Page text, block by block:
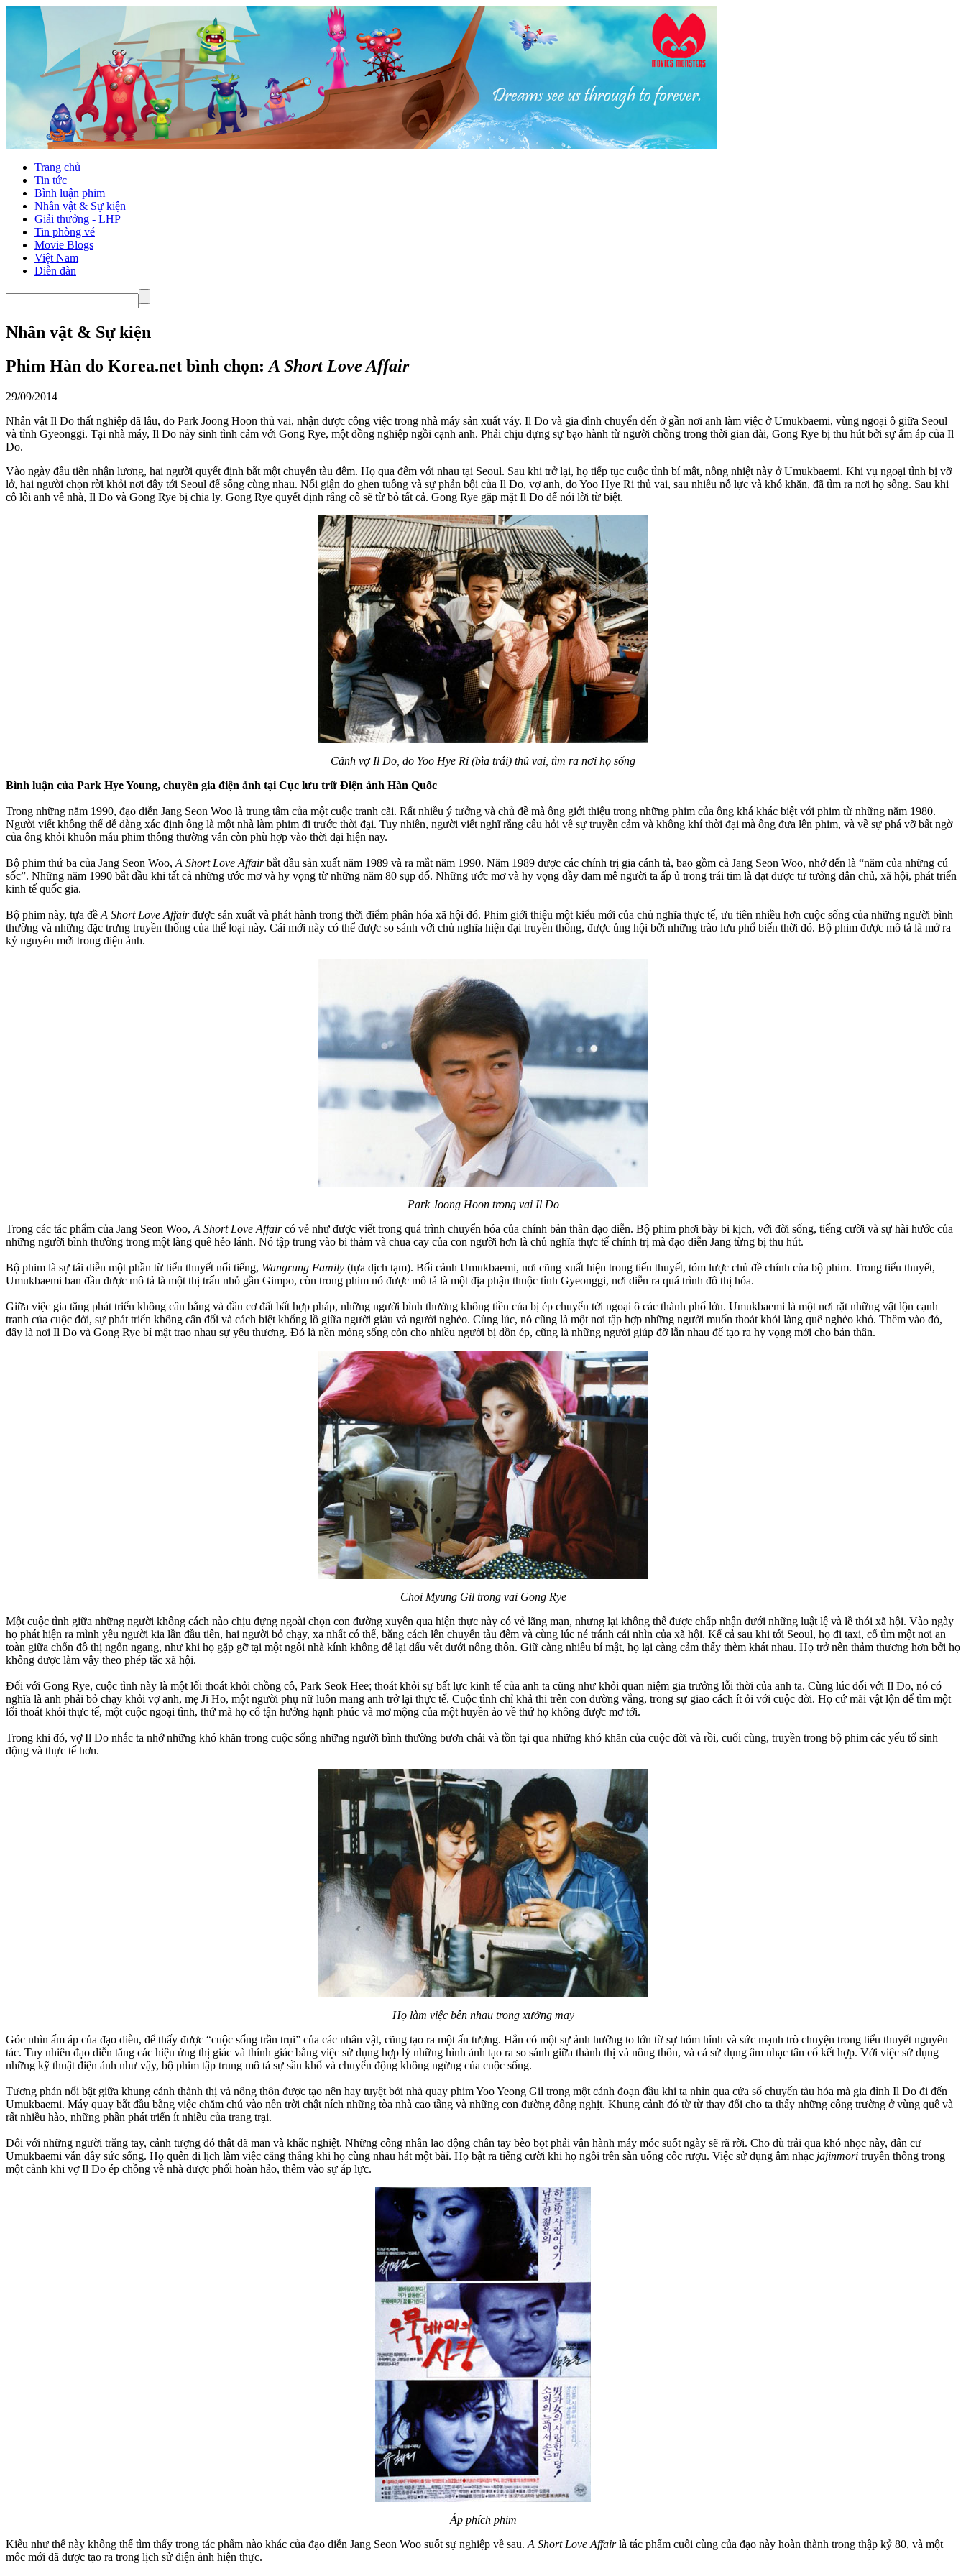
Trang chủ
Tin tức
Bình luận phim
Nhân vật & Sự kiện
Giải thưởng - LHP
Tin phòng vé
Movie Blogs
Việt Nam
Diễn đàn
Nhân vật & Sự kiện
Phim Hàn do Korea.net bình chọn: A Short Love Affair
29/09/2014
Nhân vật Il Do thất nghiệp đã lâu, do Park Joong Hoon thủ vai, nhận được công việc trong nhà máy sản xuất váy. Il Do và gia đình chuyển đến ở gần nơi anh làm việc ở Umukbaemi, vùng ngoại ô giữa Seoul
và tỉnh Gyeonggi. Tại nhà máy, Il Do nảy sinh tình cảm với Gong Rye, một đồng nghiệp ngồi cạnh anh. Phải chịu đựng sự bạo hành từ người chồng trong thời gian dài, Gong Rye bị thu hút bởi sự ấm áp của Il
Do.
Vào ngày đầu tiên nhận lương, hai người quyết định bắt một chuyến tàu đêm. Họ qua đêm với nhau tại Seoul. Sau khi trở lại, họ tiếp tục cuộc tình bí mật, nồng nhiệt này ở Umukbaemi. Khi vụ ngoại tình bị vỡ
lở, hai người chọn rời khỏi nơi đây tới Seoul để sống cùng nhau. Nổi giận do ghen tuông và sự phản bội của Il Do, vợ anh, do Yoo Hye Ri thủ vai, sau nhiều nỗ lực và khó khăn, đã tìm ra nơi họ sống. Sau khi
cô lôi anh về nhà, Il Do và Gong Rye bị chia ly. Gong Rye quyết định rằng cô sẽ từ bỏ tất cả. Gong Rye gặp mặt Il Do để nói lời từ biệt.
Cảnh vợ Il Do, do Yoo Hye Ri (bìa trái) thủ vai, tìm ra nơi họ sống
Bình luận của Park Hye Young, chuyên gia điện ảnh tại Cục lưu trữ Điện ảnh Hàn Quốc
Trong những năm 1990, đạo diễn Jang Seon Woo là trung tâm của một cuộc tranh cãi. Rất nhiều ý tưởng và chủ đề mà ông giới thiệu trong những phim của ông khá khác biệt với phim từ những năm 1980.
Người viết không thể dễ dàng xác định ông là một nhà làm phim đi trước thời đại. Tuy nhiên, người viết nghĩ rằng câu hỏi về sự truyền cảm và không khí thời đại mà ông đưa lên phim, và về sự phá vỡ bất ngờ
của ông khỏi khuôn mẫu phim thông thường vẫn còn phù hợp vào thời đại hiện nay.
Bộ phim thứ ba của Jang Seon Woo, A Short Love Affairbắt đầu sản xuất năm 1989 và ra mắt năm 1990. Năm 1989 được các chính trị gia cánh tả, bao gồm cả Jang Seon Woo, nhớ đến là “năm của những cú
sốc”. Những năm 1990 bắt đầu khi tất cả những ước mơ và hy vọng từ những năm 80 sụp đổ. Những ước mơ và hy vọng đầy đam mê người ta ấp ủ trong trái tim là đạt được tư tưởng dân chủ, xã hội, phát triển
kinh tế quốc gia.
Bộ phim này, tựa đề A Short Love Affairđược sản xuất và phát hành trong thời điểm phân hóa xã hội đó. Phim giới thiệu một kiểu mới của chủ nghĩa thực tế, ưu tiên nhiều hơn cuộc sống của những người bình
thường và những đặc trưng truyền thống của thể loại này. Cái mới này có thể được so sánh với chủ nghĩa hiện đại truyền thống, được ủng hội bởi những trào lưu phổ biến thời đó. Bộ phim được mô tả là mở ra
kỷ nguyên mới trong điện ảnh.
Park Joong Hoon trong vai Il Do
Trong các tác phẩm của Jang Seon Woo, A Short Love Affaircó vẻ như được viết trong quá trình chuyển hóa của chính bản thân đạo diễn. Bộ phim phơi bày bi kịch, với đời sống, tiếng cười và sự hài hước của
những người bình thường trong một làng quê hẻo lánh. Nó tập trung vào bi thảm và chua cay của con người hơn là chủ nghĩa thực tế chính trị mà đạo diễn Jang từng bị thu hút.
Bộ phim là sự tái diễn một phần từ tiểu thuyết nổi tiếng, Wangrung Family (tựa dịch tạm). Bối cảnh Umukbaemi, nơi cũng xuất hiện trong tiếu thuyết, tóm lược chủ đề chính của bộ phim. Trong tiểu thuyết,
Umukbaemi ban đầu được mô tả là một thị trấn nhỏ gần Gimpo, còn trong phim nó được mô tả là một địa phận thuộc tỉnh Gyeonggi, nơi diễn ra quá trình đô thị hóa.
Giữa việc gia tăng phát triển không cân bằng và đầu cơ đất bất hợp pháp, những người bình thường không tiền của bị ép chuyển tới ngoại ô các thành phố lớn. Umukbaemi là một nơi rặt những vật lộn cạnh
tranh của cuộc đời, sự phát triển không cân đối và cách biệt khổng lồ giữa người giàu và người nghèo. Cùng lúc, nó cũng là một nơi tập hợp những người muốn thoát khỏi làng quê nghèo khó. Thêm vào đó,
đây là nơi Il Do và Gong Rye bí mật trao nhau sự yêu thương. Đó là nền móng sống còn cho nhiều người bị dồn ép, cũng là những người giúp đỡ lẫn nhau để tạo ra hy vọng mới cho bản thân.
Choi Myung Gil trong vai Gong Rye
Một cuộc tình giữa những người không cách nào chịu đựng ngoài chọn con đường xuyên qua hiện thực này có vẻ lãng mạn, nhưng lại không thể được chấp nhận dưới những luật lệ và lề thói xã hội. Vào ngày
họ phát hiện ra mình yêu người kia lần đầu tiên, hai người bỏ chạy, xa nhất có thể, bằng cách lên chuyến tàu đêm và cùng lúc né tránh cái nhìn của xã hội. Kể cả sau khi tới Seoul, họ đi taxi, cố tìm một nơi an
toàn giữa chốn đô thị ngổn ngang, như khi họ gặp gỡ tại một ngôi nhà kính không để lại dấu vết dưới nông thôn. Giữ càng nhiều bí mật, họ lại càng cảm thấy thèm khát nhau. Họ trở nên thảm thương hơn bởi họ
không được làm vậy theo phép tắc xã hội.
Đối với Gong Rye, cuộc tình này là một lối thoát khỏi chồng cô, Park Seok Hee; thoát khỏi sự bất lực kinh tế của anh ta cũng như khỏi quan niệm gia trưởng lỗi thời của anh ta. Cùng lúc đối với Il Do, nó có
nghĩa là anh phải bỏ chạy khỏi vợ anh, mẹ Ji Ho, một người phụ nữ luôn mang anh trở lại thực tế. Cuộc tình chỉ khả thi trên con đường vắng, trong sự giao cách ít ỏi với cuộc đời. Họ cứ mãi vật lộn để tìm một
lối thoát khỏi thực tế, một cuộc ngoại tình, thứ mà họ cố tận hưởng hạnh phúc và mơ mộng của một huyền ảo về thứ họ không được mơ tới.
Trong khi đó, vợ Il Do nhắc ta nhớ những khó khăn trong cuộc sống những người bình thường bươn chải và tồn tại qua những khó khăn của cuộc đời và rồi, cuối cùng, truyền trong bộ phim các yếu tố sinh
động và thực tế hơn.
Họ làm việc bên nhau trong xưởng may
Góc nhìn ấm áp của đạo diễn, để thấy được “cuộc sống trần trụi” của các nhân vật, cũng tạo ra một ấn tượng. Hẳn có một sự ảnh hưởng to lớn từ sự hóm hỉnh và sức mạnh trò chuyện trong tiểu thuyết nguyên
tác. Tuy nhiên đạo diễn tăng các hiệu ứng thị giác và thính giác bằng việc sử dụng hợp lý những hình ảnh tạo ra so sánh giữa thành thị và nông thôn, và cả sử dụng âm nhạc tân cổ kết hợp. Với việc sử dụng
những kỹ thuật điện ảnh như vậy, bộ phim tập trung mô tả sự sầu khổ và chuyển động không ngừng của cuộc sống.
Tương phản nổi bật giữa khung cảnh thành thị và nông thôn được tạo nên hay tuyệt bởi nhà quay phim Yoo Yeong Gil trong một cảnh đoạn đầu khi ta nhìn qua cửa sổ chuyến tàu hỏa mà gia đình Il Do đi đến
Umukbaemi. Máy quay bắt đầu bằng việc chăm chú vào nền trời chật ních những tòa nhà cao tầng và những con đường đông nghịt. Khung cảnh đó từ từ thay đổi cho ta thấy những công trường ở vùng quê và
rất nhiều hào, những phần phát triển ít nhiều của trang trại.
Đối với những người trắng tay, cảnh tượng đó thật dã man và khắc nghiệt. Những công nhân lao động chân tay bèo bọt phải vận hành máy móc suốt ngày sẽ rã rời. Cho dù trải qua khó nhọc này, dân cư
Umukbaemi vẫn đầy sức sống. Họ quên đi lịch làm việc căng thẳng khi họ cùng nhau hát một bài. Họ bật ra tiếng cười khi họ ngồi trên sàn uống cốc rượu. Việc sử dụng âm nhạc jajinmori truyền thống trong
một cảnh khi vợ Il Do ép chồng về nhà được phối hoàn hảo, thêm vào sự áp lực.
Áp phích phim
Kiểu như thế này không thể tìm thấy trong tác phẩm nào khác của đạo diễn Jang Seon Woo suốt sự nghiệp về sau. A Short Love Affairlà tác phẩm cuối cùng của đạo này hoàn thành trong thập kỷ 80, và một
mốc mới đã được tạo ra trong lịch sử điện ảnh hiện thực.